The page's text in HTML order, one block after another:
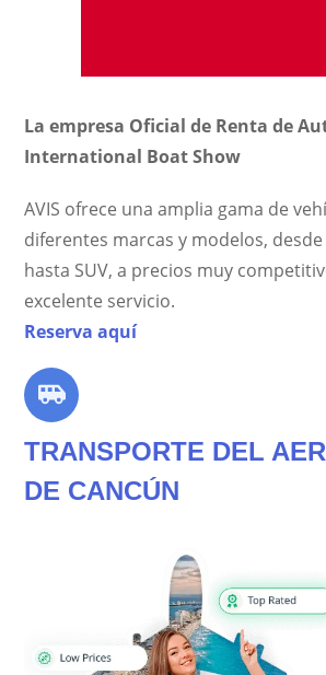
La empresa Oficial de Renta de
International Boat Show
AVIS ofrece una amplia gama de
diferentes marcas y modelos,
hasta SUV, a precios muy
excelente servicio.
Reserva aquí
TRANSPORTE DEL
DE CANCÚN